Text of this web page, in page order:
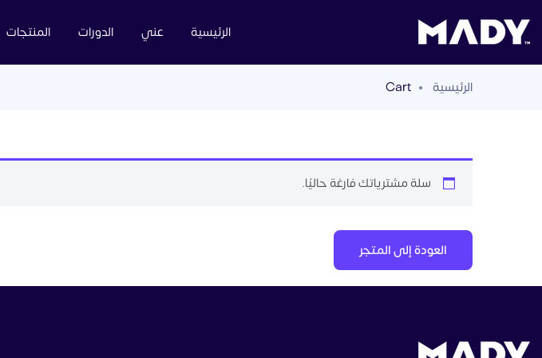
الرئيسية عني الدورات المنتجات
الرئيسية Cart
سلة مشترياتك فارغة حاليًا.
العودة إلى المتجر